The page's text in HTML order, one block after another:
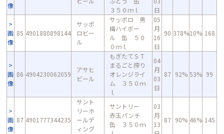
像
３５０ｍｌ
日
画
像
85 4901880898144
サッポ
ロビー
ル
サッポロ 男
梅ハイボー
ル 缶 ５０
０ｍｌ
05
月
16
日
90 378%10% 168
画
像
86 4904230062059
アサヒ
ビール
もぎたてＳＴ
まるごと搾り
オレンジライ
ム ３５０ｍ
ｌ
04
月
03
日
87 92% 53% 99
画
像
87 4901777344235
サント
リーホ
ールデ
ィング
サントリー
赤玉パンチ
缶 ３５０ｍ
03
月
13
87 90% 46% 145